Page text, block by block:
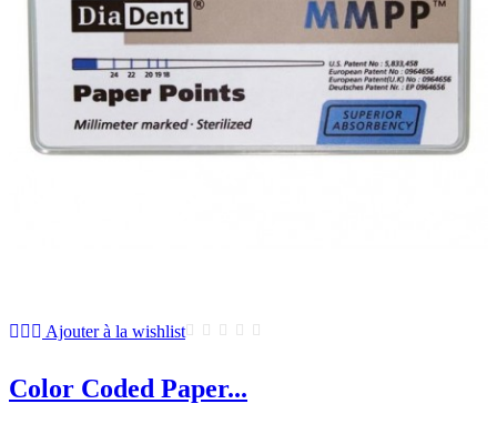
Ajouter à la wishlist
Color Coded Paper...